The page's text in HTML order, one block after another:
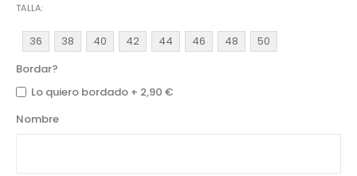
TALLA
36 38 40 42 44 46 48
50
Bordar?
Lo quiero bordado + 2,90 €
Nombre